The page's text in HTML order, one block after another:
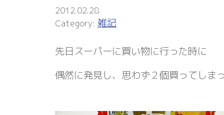
2012.02.28
雑記
先日スーパーに買い物に行った時に
偶然に発見し、思わず２個買ってしま